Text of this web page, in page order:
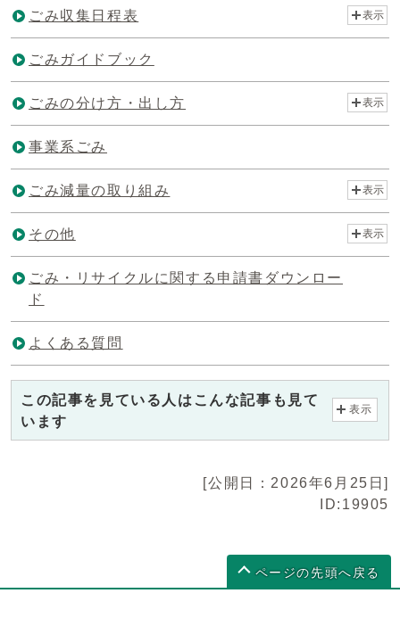
ごみ収集日程表 表示
ごみガイドブック
ごみの分け方・出し方 表示
事業系ごみ
ごみ減量の取り組み 表示
その他 表示
ごみ・リサイクルに関する申請書ダウンロー
ド
よくある質問
この記事を見ている人はこんな記事も見て
います
表示
[公開日：2026年6月25日]
ID:19905
ページの先頭へ戻る